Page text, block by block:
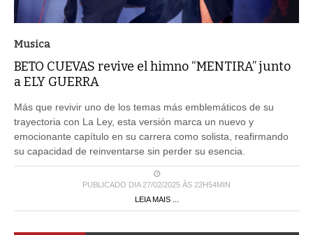
BETO CUEVAS revive el himno “MENTIRA” junto
a ELY GUERRA
trayectoria con La Ley, esta versión marca un nuevo y
emocionante capítulo en su carrera como solista, reafirmando
su capacidad de reinventarse sin perder su esencia.
PUBLICADO DIA 27/02/2025 ÀS 22H54MIN
LEIA MAIS ...